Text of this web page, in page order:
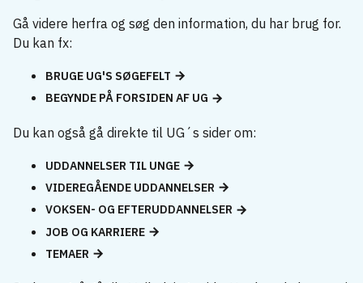
Gå videre herfra og søg den information, du har brug for.
Du kan fx:
BRUGE UG'S SØGEFELT
BEGYNDE PÅ FORSIDEN AF UG
Du kan også gå direkte til UG´s sider om:
UDDANNELSER TIL UNGE
VIDEREGÅENDE UDDANNELSER
VOKSEN- OG EFTERUDDANNELSER
JOB OG KARRIERE
TEMAER